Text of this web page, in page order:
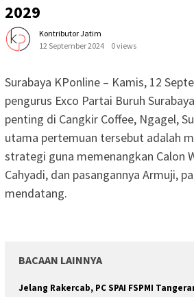
2029
Kontributor Jatim
12 September 2024
0 views
Surabaya KPonline – Kamis, 12
pengurus Exco Partai Buruh
penting di Cangkir Coffee, Ngagel,
utama pertemuan tersebut adalah
strategi guna memenangkan Calon
Cahyadi, dan pasangannya Armuji,
mendatang.
BACAAN LAINNYA
Jelang Rakercab, PC SPAI FSPMI